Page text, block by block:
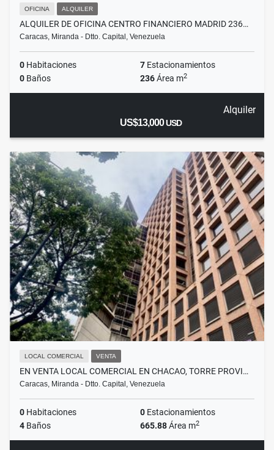
OFICINA ALQUILER
ALQUILER DE OFICINA CENTRO FINANCIERO MADRID 236…
Caracas, Miranda - Dtto. Capital, Venezuela
0 Habitaciones 7 Estacionamientos
0 Baños 236Área m2
Alquiler
US$13,000USD
LOCAL COMERCIAL VENTA
EN VENTA LOCAL COMERCIAL EN CHACAO, TORRE PROVI…
Caracas, Miranda - Dtto. Capital, Venezuela
0 Habitaciones 0 Estacionamientos
4 Baños 665.88Área m2